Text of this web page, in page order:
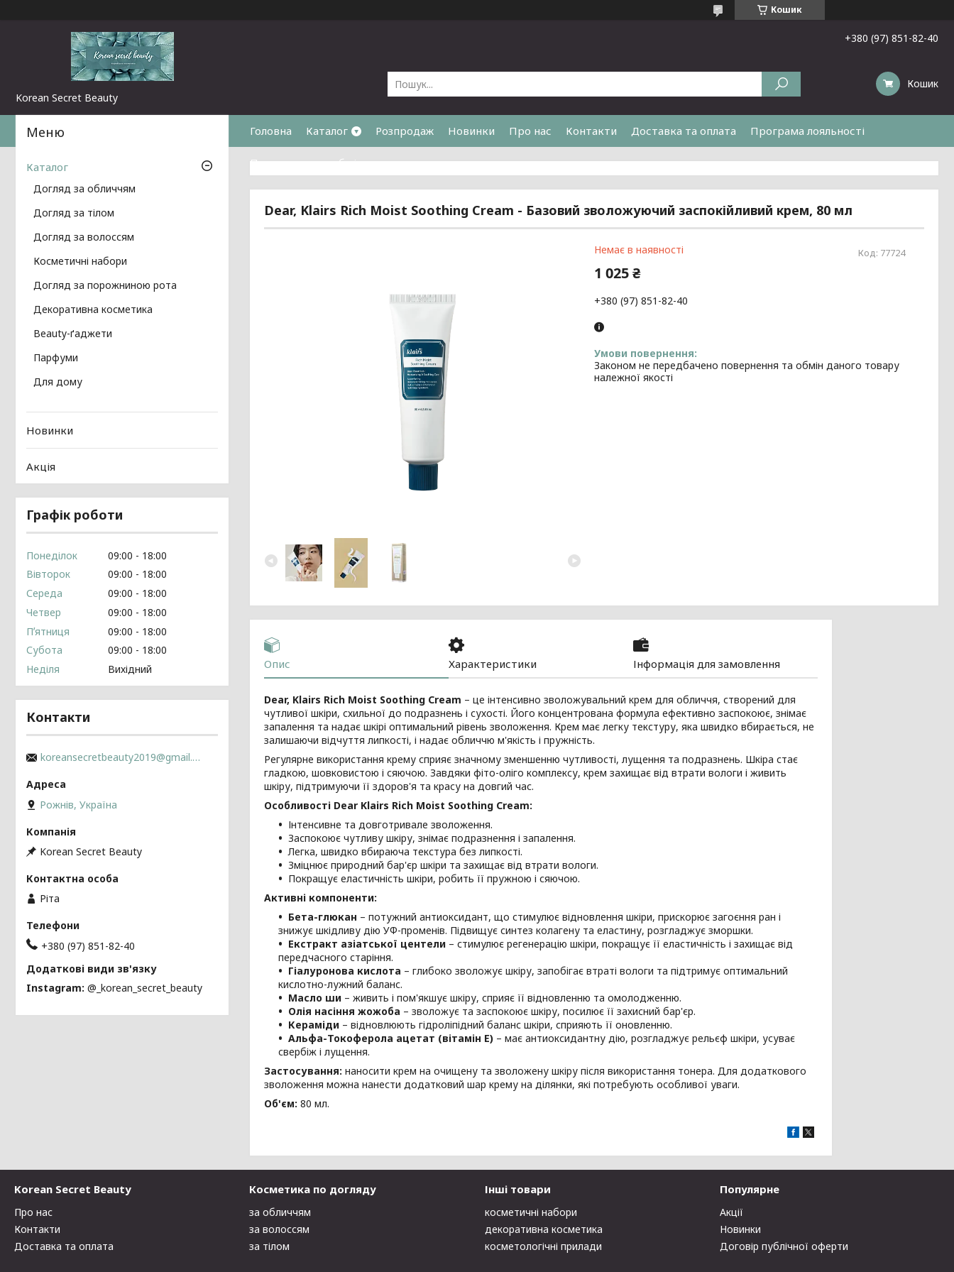
Кошик
Korean Secret Beauty
+380 (97) 851-82-40
Кошик
Головна Каталог Розпродаж Новинки Про нас Контакти Доставка та оплата Програма лояльності
Повернення та обмін
Dear, Klairs Rich Moist Soothing Cream - Базовий зволожуючий заспокійливий крем, 80 мл
Немає в наявності Код: 77724
1 025 ₴
+380 (97) 851-82-40
Законом не передбачено повернення та обмін даного товару
належної якості
Опис Характеристики Інформація для замовлення
Dear, Klairs Rich Moist Soothing Cream – це інтенсивно зволожувальний крем для обличчя, створений для
чутливої шкіри, схильної до подразнень і сухості. Його концентрована формула ефективно заспокоює, знімає
запалення та надає шкірі оптимальний рівень зволоження. Крем має легку текстуру, яка швидко вбирається, не
залишаючи відчуття липкості, і надає обличчю м'якість і пружність.
Регулярне використання крему сприяє значному зменшенню чутливості, лущення та подразнень. Шкіра стає
гладкою, шовковистою і сяючою. Завдяки фіто-оліго комплексу, крем захищає від втрати вологи і живить
шкіру, підтримуючи її здоров'я та красу на довгий час.
Особливості Dear Klairs Rich Moist Soothing Cream:
Інтенсивне та довготривале зволоження.
Заспокоює чутливу шкіру, знімає подразнення і запалення.
Легка, швидко вбираюча текстура без липкості.
Зміцнює природний бар'єр шкіри та захищає від втрати вологи.
Покращує еластичність шкіри, робить її пружною і сяючою.
Активні компоненти:
Бета-глюкан – потужний антиоксидант, що стимулює відновлення шкіри, прискорює загоєння ран і
знижує шкідливу дію УФ-променів. Підвищує синтез колагену та еластину, розгладжує зморшки.
Екстракт азіатської центели – стимулює регенерацію шкіри, покращує її еластичність і захищає від
передчасного старіння.
Гіалуронова кислота – глибоко зволожує шкіру, запобігає втраті вологи та підтримує оптимальний
кислотно-лужний баланс.
Масло ши – живить і пом'якшує шкіру, сприяє її відновленню та омолодженню.
Олія насіння жожоба – зволожує та заспокоює шкіру, посилює її захисний бар'єр.
Кераміди – відновлюють гідроліпідний баланс шкіри, сприяють її оновленню.
Альфа-Токоферола ацетат (вітамін E) – має антиоксидантну дію, розгладжує рельєф шкіри, усуває
свербіж і лущення.
Застосування: наносити крем на очищену та зволожену шкіру після використання тонера. Для додаткового
зволоження можна нанести додатковий шар крему на ділянки, які потребують особливої уваги.
Об'єм: 80 мл.
Каталог
Догляд за обличчям
Догляд за тілом
Догляд за волоссям
Косметичні набори
Догляд за порожниною рота
Декоративна косметика
Beauty-ґаджети
Парфуми
Для дому
Новинки
Акція
Графік роботи
Понеділок 09:00
18:00
Вівторок
09:00
18:00
Середа
09:00
18:00
Четвер
09:00
18:00
Пʼятниця
09:00
18:00
Субота
09:00
18:00
Неділя
Вихідний
Контакти
koreansecretbeauty2019@gmail.com
Рожнів, Україна
Korean Secret Beauty
Ріта
+380 (97) 851-82-40
Instagram @_korean_secret_beauty
Korean Secret Beauty
Про нас
Контакти
Доставка та оплата
Косметика по догляду
за обличчям
за волоссям
за тілом
Інші товари
косметичні набори
декоративна косметика
косметологічні прилади
Популярне
Акції
Новинки
Договір публічної оферти